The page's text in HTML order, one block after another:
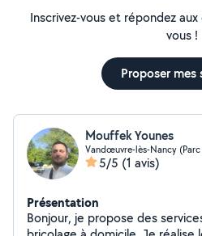
Inscrivez-vous et répondez
vous !
Proposer mes
Mouffek Younes
Vandœuvre-lès-Nancy
5/5 (1 avis)
Présentation
Bonjour, je propose des